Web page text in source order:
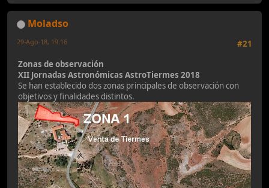
Moladso
#21
29-Ago-18, 19:16
Zonas de observación
XII Jornadas Astronómicas AstroTiermes 2018
Se han establecido dos zonas principales de observación con
objetivos y finalidades distintos.